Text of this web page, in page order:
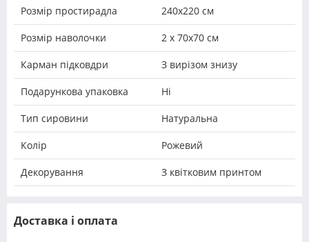
Розмір простирадла 240х220 см
Розмір наволочки 2 х 70х70 см
Карман підковдри З вирізом знизу
Подарункова упаковка Ні
Тип сировини Натуральна
Колір Рожевий
Декорування З квітковим принтом
Доставка і оплата